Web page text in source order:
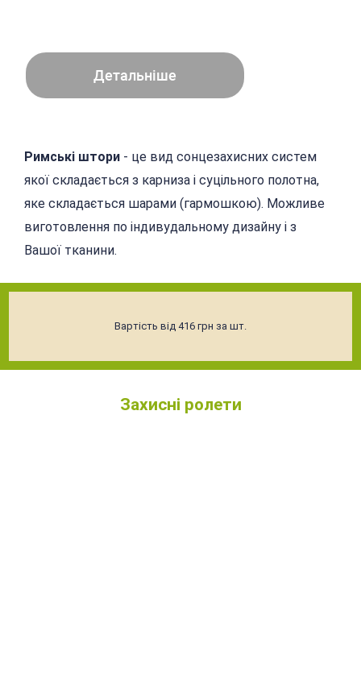
Детальніше
Римські штори - це вид сонцезахисних систем
якої складається з карниза і суцільного полотна,
яке складається шарами (гармошкою). Можливе
виготовлення по індивудальному дизайну і з
Вашої тканини.
Вартість від 416 грн за шт.
Захисні ролети